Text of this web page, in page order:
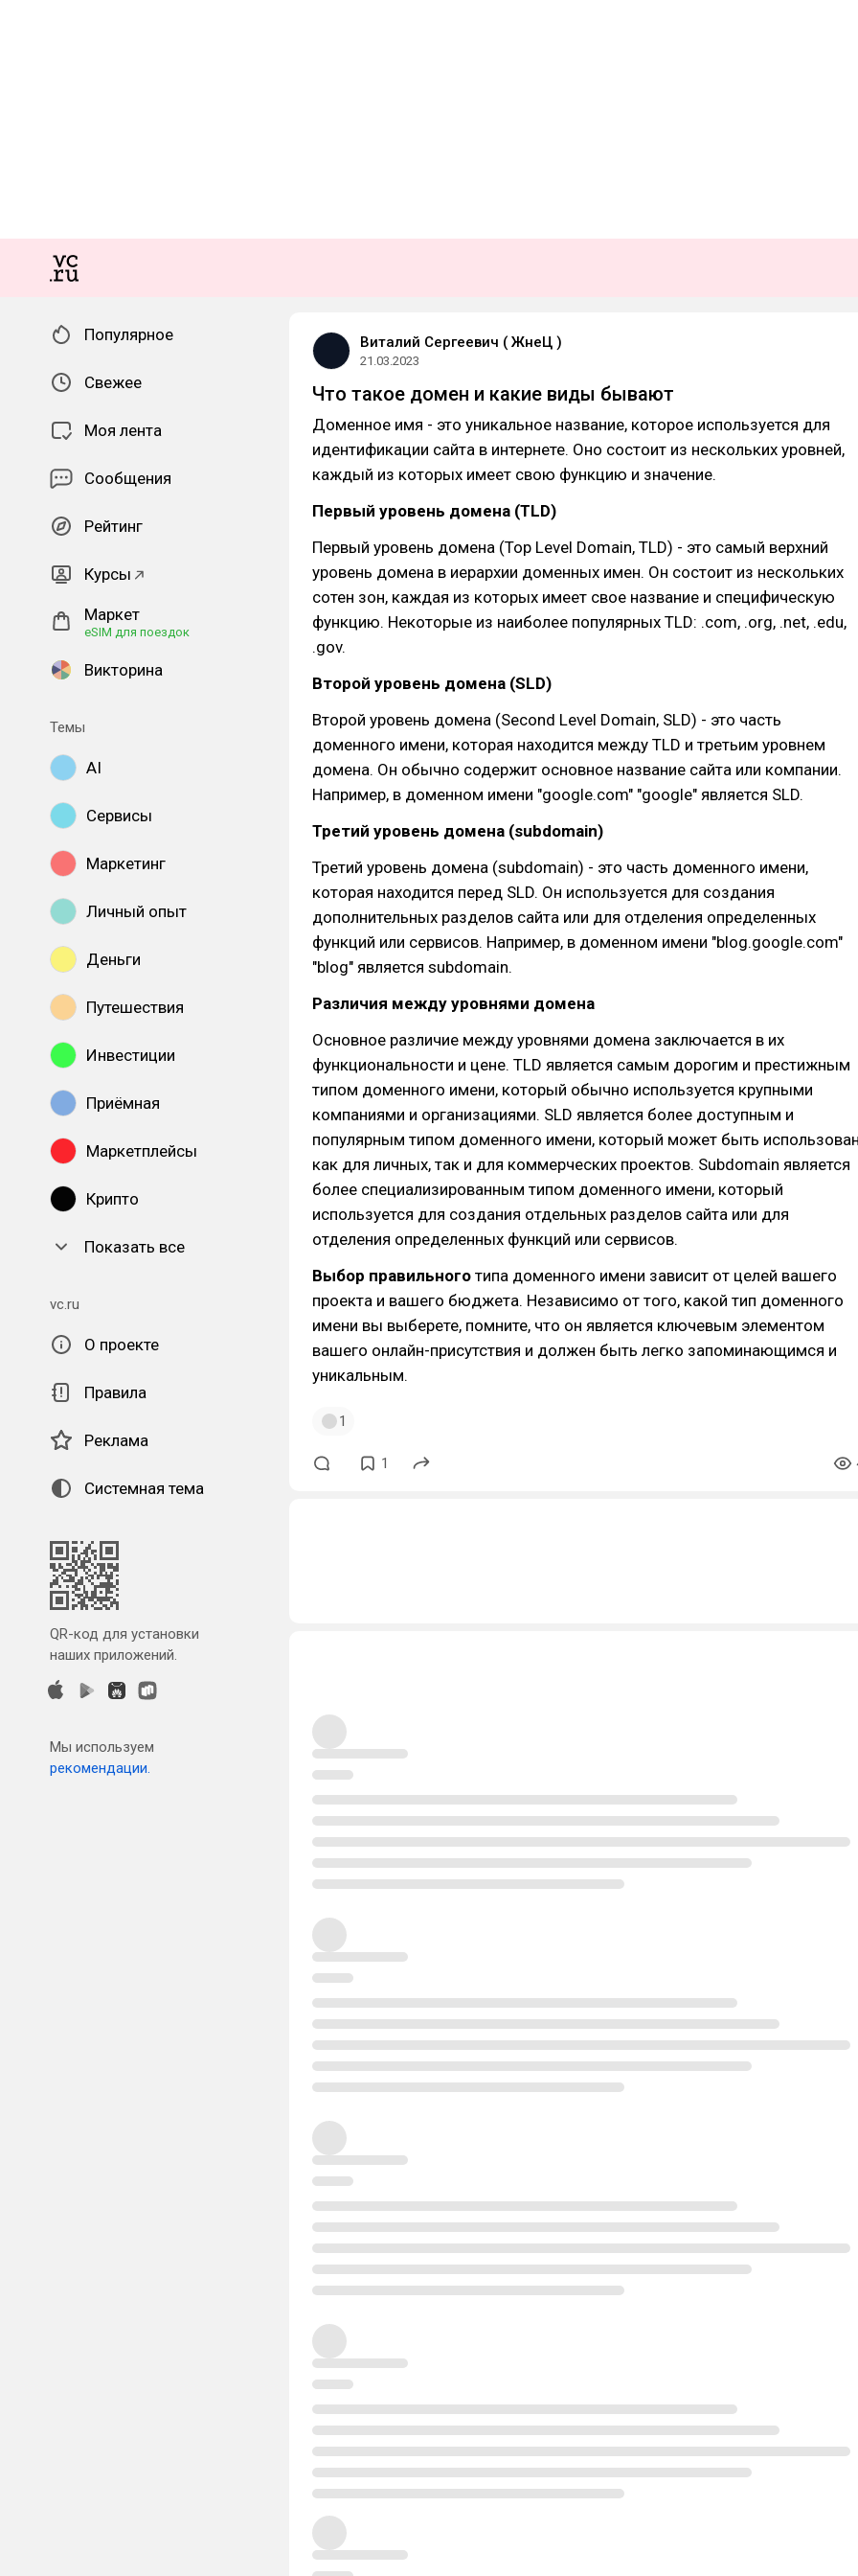
Популярное
Свежее
Моя лента
Сообщения
Рейтинг
Курсы
Маркет
eSIM для поездок
Викторина
Темы
AI
Сервисы
Маркетинг
Личный опыт
Деньги
Путешествия
Инвестиции
Приёмная
Маркетплейсы
Крипто
Показать все
vc.ru
О проекте
Правила
Реклама
Системная тема
QR-код для установки
наших приложений.
Мы используем
рекомендации.
Виталий Сергеевич ( ЖнеЦ )
21.03.2023
Что такое домен и какие виды бывают
Доменное имя - это уникальное название, которое используется для
идентификации сайта в интернете. Оно состоит из нескольких уровней,
каждый из которых имеет свою функцию и значение.
Первый уровень домена (TLD)
Первый уровень домена (Top Level Domain, TLD) - это самый верхний
уровень домена в иерархии доменных имен. Он состоит из нескольких
сотен зон, каждая из которых имеет свое название и специфическую
функцию. Некоторые из наиболее популярных TLD: .com, .org, .net, .edu,
.gov.
Второй уровень домена (SLD)
Второй уровень домена (Second Level Domain, SLD) - это часть
доменного имени, которая находится между TLD и третьим уровнем
домена. Он обычно содержит основное название сайта или компании.
Например, в доменном имени "google.com" "google" является SLD.
Третий уровень домена (subdomain)
Третий уровень домена (subdomain) - это часть доменного имени,
которая находится перед SLD. Он используется для создания
дополнительных разделов сайта или для отделения определенных
функций или сервисов. Например, в доменном имени "blog.google.com"
"blog" является subdomain.
Различия между уровнями домена
Основное различие между уровнями домена заключается в их
функциональности и цене. TLD является самым дорогим и престижным
типом доменного имени, который обычно используется крупными
компаниями и организациями. SLD является более доступным и
популярным типом доменного имени, который может быть
как для личных, так и для коммерческих проектов. Subdomain является
более специализированным типом доменного имени, который
используется для создания отдельных разделов сайта или для
отделения определенных функций или сервисов.
Выбор правильного типа доменного имени зависит от целей вашего
проекта и вашего бюджета. Независимо от того, какой тип доменного
имени вы выберете, помните, что он является ключевым элементом
вашего онлайн-присутствия и должен быть легко запоминающимся и
уникальным.
1
1